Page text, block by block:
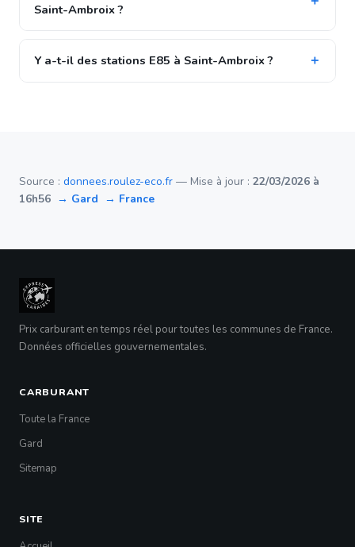
Saint-Ambroix ?
Y a-t-il des stations E85 à Saint-Ambroix ?
Source : donnees.roulez-eco.fr — Mise à jour : 22/03/2026 à
16h56 → Gard → France
Prix carburant en temps réel pour toutes les communes de France.
Données officielles gouvernementales.
CARBURANT
Toute la France
Gard
Sitemap
SITE